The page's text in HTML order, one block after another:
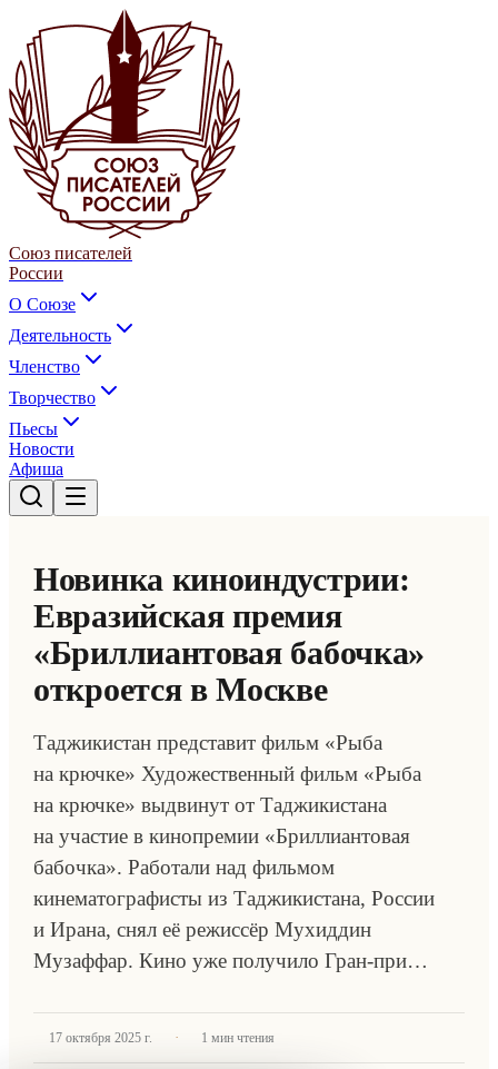
Союз писателей
России
О Союзе
Деятельность
Членство
Творчество
Пьесы
Новости
Афиша
Новинка киноиндустрии:
Евразийская премия
«Бриллиантовая бабочка»
откроется в Москве
Таджикистан представит фильм «Рыба
на крючке» Художественный фильм «Рыба
на крючке» выдвинут от Таджикистана
на участие в кинопремии «Бриллиантовая
бабочка». Работали над фильмом
кинематографисты из Таджикистана, России
и Ирана, снял её режиссёр Мухиддин
Музаффар. Кино уже получило Гран-при…
17 октября 2025 г. · 1 мин чтения